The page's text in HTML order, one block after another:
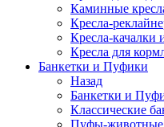
Каминные
Кресла-
Кресла-качалки
Кресла для
Банкетки и Пуфики
Назад
Банкетки и
Классические
Пуфы-животные